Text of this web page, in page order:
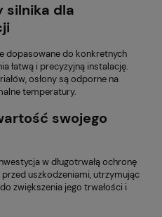
silnika dla
dopasowane do konkretnych
łatwą i precyzyjną instalację.
osłony są odporne na
temperatury.
swojego
w długotrwałą ochronę
uszkodzeniami, utrzymując
zwiększenia jego trwałości i